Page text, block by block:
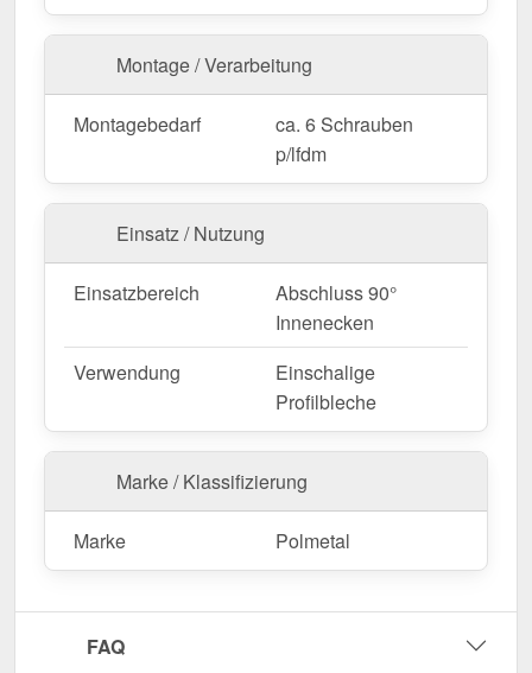
mechanisch beanspruchte Innenbereiche.
Lagerhallen & Industriegebäude
Witterungsbeständige Lösung für
Innenverkleidungen.
Maßanfertigung & effiziente Montage
Ihre Innenecken sind infesten Längen
und werden nicht zugeschnitten. DieLänge beträgt
2,00 m, sodass Sie den Abschluss optimal an Ihre
Wandfläche anpassen können.
Falls vor Ort Anpassungen nötig sind, kann das
Kantteil mühelos durch Sägen gekürzt werden.
Jetzt Innenecke | 10 cm x 10 cm x 2,00 m
bestellen – Passgenau für Ihr Projekt & schnell
geliefert!
Sie jetzt und profitieren Sie von schneller Lieferung!
Montage / Verarbeitung
Montagebedarf
ca. 6 Schrauben
p/lfdm
Einsatz / Nutzung
Einsatzbereich
Abschluss 90°
Innenecken
Verwendung
Einschalige
Profilbleche
Marke / Klassifizierung
Marke Polmetal
FAQ